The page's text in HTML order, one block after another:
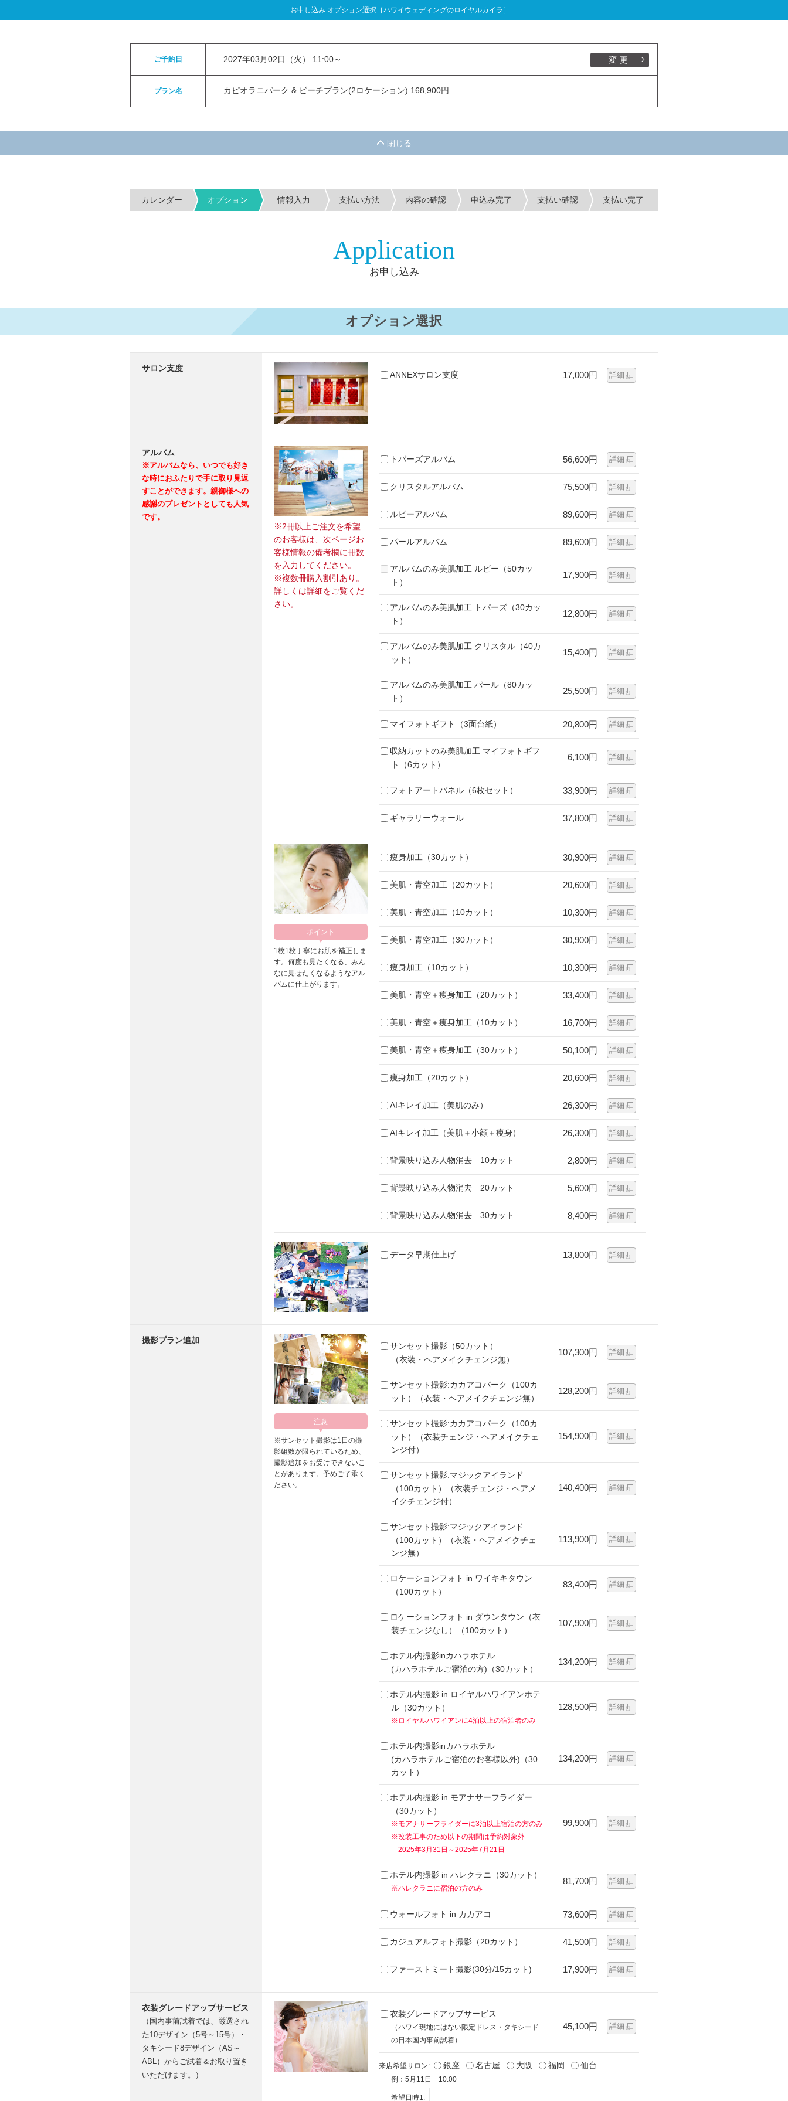
お申し込み オプション選択
お申し込み オプション選択［ハワイウェディングのロイヤルカイラ］
ご予約日 2027年03月02日（火） 11:00～ 変更
プラン名 カピオラニパーク & ビーチプラン(2ロケーション) 168,900円
カレンダー オプション 情報入力 支払い方法 内容の確認 申込み完了 支払い確認 支払い完了
Application
お申し込み
オプション選択
サロン支度
ANNEXサロン支度 17,000円 詳細
アルバム
※アルバムなら、いつでも好き
な時におふたりで手に取り見返
すことができます。親御様への
感謝のプレゼントとしても人気
です。
※2冊以上ご注文を希望
のお客様は、次ページお
客様情報の備考欄に冊数
を入力してください。
※複数冊購入割引あり。
詳しくは詳細をご覧くだ
さい。
トパーズアルバム 56,600円 詳細
クリスタルアルバム 75,500円 詳細
ルビーアルバム 89,600円 詳細
パールアルバム 89,600円 詳細
アルバムのみ美肌加工 ルビー（50カッ
ト）
17,900円 詳細
アルバムのみ美肌加工 トパーズ（30カッ
ト）
12,800円 詳細
アルバムのみ美肌加工 クリスタル（40カ
ット）
15,400円 詳細
アルバムのみ美肌加工 パール（80カッ
ト）
25,500円 詳細
マイフォトギフト（3面台紙） 20,800円 詳細
収納カットのみ美肌加工 マイフォトギフ
ト（6カット）
6,100円 詳細
フォトアートパネル（6枚セット） 33,900円 詳細
ギャラリーウォール 37,800円 詳細
1枚1枚丁寧にお肌を補正しま
す。何度も見たくなる、みん
なに見せたくなるようなアル
バムに仕上がります。
痩身加工（30カット） 30,900円 詳細
美肌・青空加工（20カット） 20,600円 詳細
美肌・青空加工（10カット） 10,300円 詳細
美肌・青空加工（30カット） 30,900円 詳細
痩身加工（10カット） 10,300円 詳細
美肌・青空＋痩身加工（20カット） 33,400円 詳細
美肌・青空＋痩身加工（10カット） 16,700円 詳細
美肌・青空＋痩身加工（30カット） 50,100円 詳細
痩身加工（20カット） 20,600円 詳細
AIキレイ加工（美肌のみ） 26,300円 詳細
AIキレイ加工（美肌＋小顔＋痩身） 26,300円 詳細
背景映り込み人物消去 10カット 2,800円 詳細
背景映り込み人物消去 20カット 5,600円 詳細
背景映り込み人物消去 30カット 8,400円 詳細
データ早期仕上げ 13,800円 詳細
撮影プラン追加
※サンセット撮影は1日の撮
影組数が限られているため、
撮影追加をお受けできないこ
とがあります。予めご了承く
ださい。
サンセット撮影（50カット）
（衣装・ヘアメイクチェンジ無）
107,300円 詳細
サンセット撮影:カカアコパーク（100カ
ット）（衣装・ヘアメイクチェンジ無）
128,200円 詳細
サンセット撮影:カカアコパーク（100カ
ット）（衣装チェンジ・ヘアメイクチェ
ンジ付）
154,900円 詳細
サンセット撮影:マジックアイランド
（100カット）（衣装チェンジ・ヘアメ
イクチェンジ付）
140,400円 詳細
サンセット撮影:マジックアイランド
（100カット）（衣装・ヘアメイクチェ
ンジ無）
113,900円 詳細
ロケーションフォト in ワイキキタウン
（100カット）
83,400円 詳細
ロケーションフォト in ダウンタウン（衣
装チェンジなし）（100カット）
107,900円 詳細
ホテル内撮影inカハラホテル
(カハラホテルご宿泊の方)（30カット）
134,200円 詳細
ホテル内撮影 in ロイヤルハワイアンホテ
ル（30カット）
※ロイヤルハワイアンに4泊以上の宿泊者のみ
128,500円 詳細
ホテル内撮影inカハラホテル
(カハラホテルご宿泊のお客様以外)（30
カット）
134,200円 詳細
ホテル内撮影 in モアナサーフライダー
（30カット）
※モアナサーフライダーに3泊以上宿泊の方のみ
※改装工事のため以下の期間は予約対象外
2025年3月31日～2025年7月21日
99,900円 詳細
ホテル内撮影 in ハレクラニ（30カット）
※ハレクラニに宿泊の方のみ
81,700円 詳細
ウォールフォト in カカアコ 73,600円 詳細
カジュアルフォト撮影（20カット） 41,500円 詳細
ファーストミート撮影(30分/15カット) 17,900円 詳細
衣装グレードアップサービス
（国内事前試着では、厳選され
た10デザイン（5号～15号）・
タキシード8デザイン（AS～
ABL）からご試着＆お取り置き
いただけます。）
衣装グレードアップサービス
（ハワイ現地にはない限定ドレス・タキシード
の日本国内事前試着）
45,100円 詳細
来店希望サロン: 銀座 名古屋 大阪 福岡 仙台
例：5月11日 10:00
希望日時1: